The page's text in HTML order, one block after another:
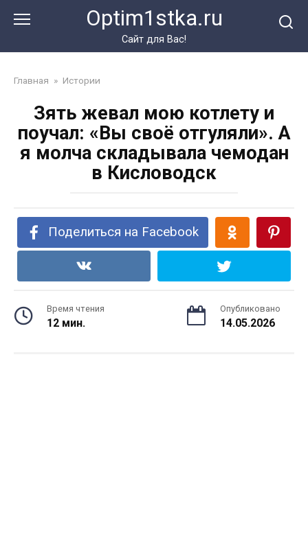
Optim1stka.ru
Сайт для Вас!
Главная » Истории
Зять жевал мою котлету и
поучал: «Вы своё отгуляли». А
я молча складывала чемодан
в Кисловодск
Поделиться на Facebook
Время чтения
12 мин.
Опубликовано
14.05.2026